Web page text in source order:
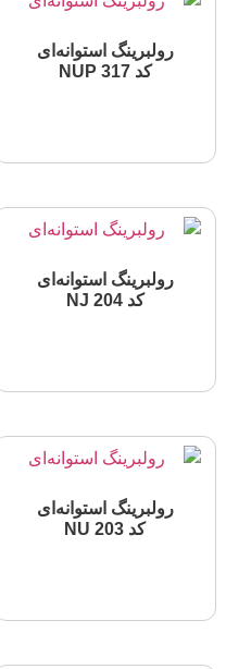
استوانه‌ای
استوانه‌ای
استوانه‌ای